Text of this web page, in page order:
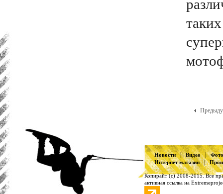
Новости|Видео|
Интернет магазин|
Копирайт (с) 2008-2015. Все
активная ссылка на